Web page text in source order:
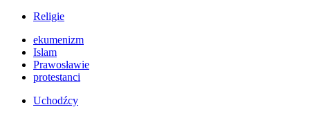
Religie
ekumenizm
Islam
Prawosławie
protestanci
Uchodźcy